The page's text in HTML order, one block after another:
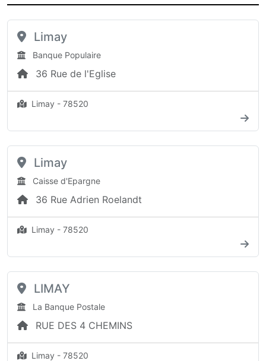
Limay
Banque Populaire
36 Rue de l'Eglise
Limay - 78520
Limay
Caisse d'Epargne
36 Rue Adrien Roelandt
Limay - 78520
LIMAY
La Banque Postale
RUE DES 4 CHEMINS
Limay - 78520